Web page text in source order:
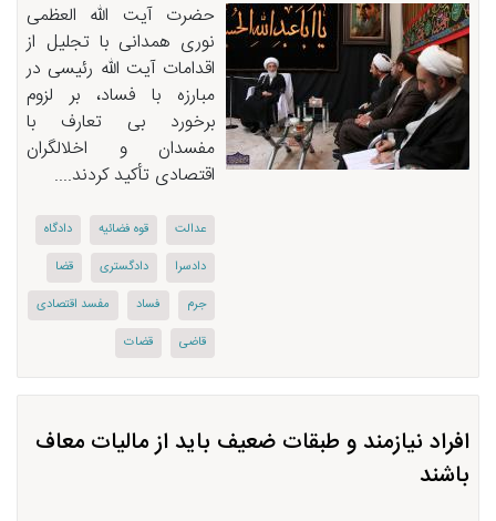
حضرت آیت الله العظمی
نوری همدانی با تجلیل از
اقدامات آیت الله رئیسی در
مبارزه با فساد، بر لزوم
برخورد بی تعارف با
مفسدان و اخلالگران
اقتصادی تأکید کردند....
عدالت قوه فضائیه
دادگاه
دادسرا
دادگستری
قضا
جرم
فساد
مفسد اقتصادی
قاضی
قضات
افراد نیازمند و طبقات ضعیف باید از مالیات معاف
باشند